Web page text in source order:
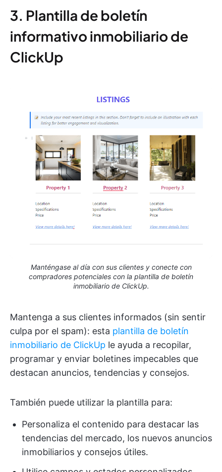
3. Plantilla de boletín
informativo inmobiliario de
ClickUp
Manténgase al día con sus clientes y conecte con
compradores potenciales con la plantilla de boletín
inmobiliario de ClickUp.
Mantenga a sus clientes informados (sin sentir
culpa por el spam): esta plantilla de boletín
inmobiliario de ClickUp le ayuda a recopilar,
programar y enviar boletines impecables que
destacan anuncios, tendencias y consejos.
También puede utilizar la plantilla para:
Personaliza el contenido para destacar las
tendencias del mercado, los nuevos anuncios
inmobiliarios y consejos útiles.